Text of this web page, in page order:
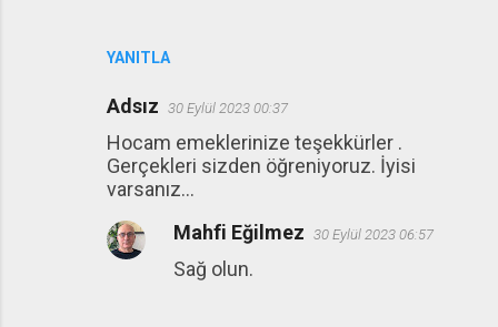
YANITLA
Adsız 30 Eylül 2023 00:37
Hocam emeklerinize teşekkürler .
Gerçekleri sizden öğreniyoruz. İyisi
varsanız...
Mahfi Eğilmez 30 Eylül 2023 06:57
Sağ olun.